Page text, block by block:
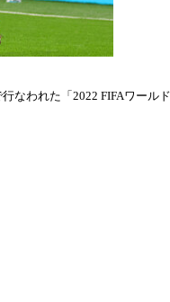
なわれた「2022 FIFAワー